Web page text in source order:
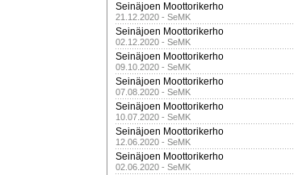
Seinäjoen Moottorikerho
21.12.2020 - SeMK
Seinäjoen Moottorikerho
02.12.2020 - SeMK
Seinäjoen Moottorikerho
09.10.2020 - SeMK
Seinäjoen Moottorikerho
07.08.2020 - SeMK
Seinäjoen Moottorikerho
10.07.2020 - SeMK
Seinäjoen Moottorikerho
12.06.2020 - SeMK
Seinäjoen Moottorikerho
02.06.2020 - SeMK